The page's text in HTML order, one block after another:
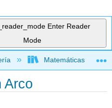
Enter Reader
Mode
global
Matemáticas
Arco